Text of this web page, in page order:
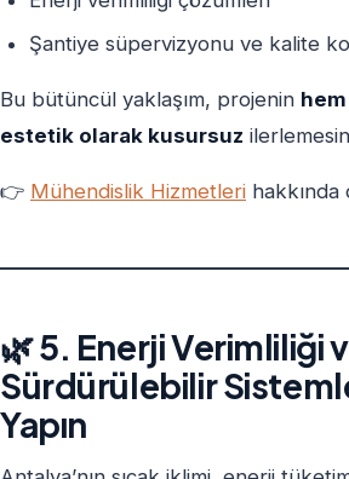
Şantiye süpervizyonu ve kalite
Bu bütüncül yaklaşım, projenin
estetik olarak kusursuz
👉 Mühendislik Hizmetleri hakkında
🌿 5. Enerji Verimliliği
Sürdürülebilir
Yapın